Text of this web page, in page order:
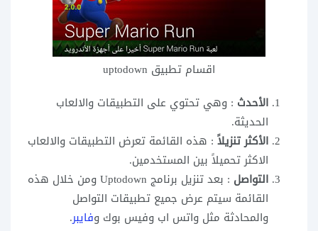
اقسام تطبيق uptodown
الأحدث : وهي تحتوي على التطبيقات والالعاب
الحديثة.
الأكثر تنزيلاً : هذه القائمة تعرض التطبيقات والالعاب
الاكثر تحميلاً بين المستخدمين.
التواصل
: بعد تنزيل برنامج Uptodown ومن خلال هذه
القائمة سيتم عرض جميع تطبيقات التواصل
والمحادثة مثل واتس اب وفيس بوك وفايبر.